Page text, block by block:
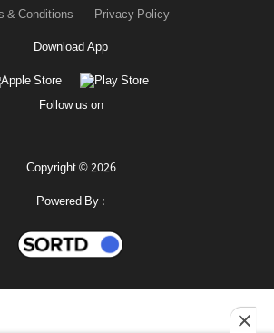
& Conditions
Privacy Policy
Download App
Follow us on
Copyright © 2026
Powered By :